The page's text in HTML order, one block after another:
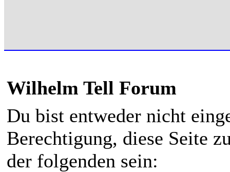
Wilhelm Tell Forum
Du bist entweder nicht
Berechtigung, diese Seite
der folgenden sein: